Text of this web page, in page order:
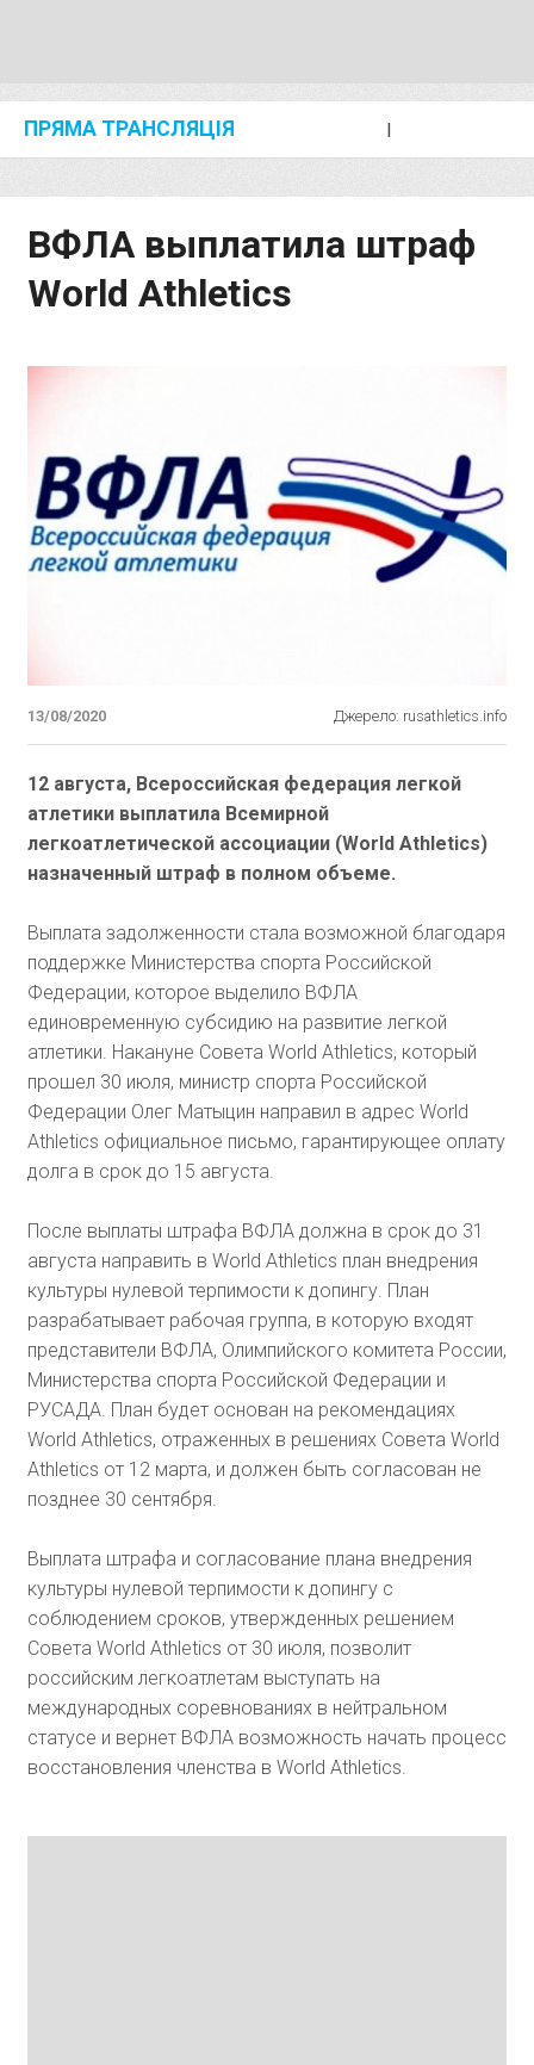
ПРЯМА ТРАНСЛЯЦІЯ I
ВФЛА выплатила штраф
World Athletics
13/08/2020 Джерело: rusathletics.info
12 августа, Всероссийская федерация легкой
атлетики выплатила Всемирной
легкоатлетической ассоциации (World Athletics)
назначенный штраф в полном объеме.
Выплата задолженности стала возможной благодаря
поддержке Министерства спорта Российской
Федерации, которое выделило ВФЛА
единовременную субсидию на развитие легкой
атлетики. Накануне Совета World Athletics, который
прошел 30 июля, министр спорта Российской
Федерации Олег Матыцин направил в адрес World
Athletics официальное письмо, гарантирующее оплату
долга в срок до 15 августа.
После выплаты штрафа ВФЛА должна в срок до 31
августа направить в World Athletics план внедрения
культуры нулевой терпимости к допингу. План
разрабатывает рабочая группа, в которую входят
представители ВФЛА, Олимпийского комитета России,
Министерства спорта Российской Федерации и
РУСАДА. План будет основан на рекомендациях
World Athletics, отраженных в решениях Совета World
Athletics от 12 марта, и должен быть согласован не
позднее 30 сентября.
Выплата штрафа и согласование плана внедрения
культуры нулевой терпимости к допингу с
соблюдением сроков, утвержденных решением
Совета World Athletics от 30 июля, позволит
российским легкоатлетам выступать на
международных соревнованиях в нейтральном
статусе и вернет ВФЛА возможность начать процесс
восстановления членства в World Athletics.